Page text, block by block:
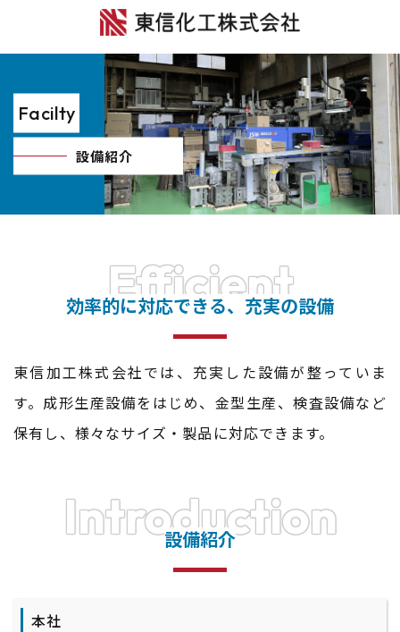
Facilty
設備紹介
Efficient
効率的に対応できる、充実の設備
東信加工株式会社では、充実した設備が整っていま
す。 成形生産設備をはじめ、金型生産、検査設備など
保有し、様々なサイズ・製品に対応できます。
Introduction
設備紹介
本社